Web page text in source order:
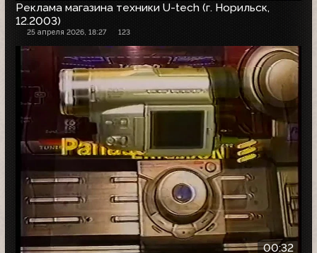
Реклама магазина техники U-tech (г. Норильск,
12.2003)
25 апреля 2026, 18:27 123
00:32